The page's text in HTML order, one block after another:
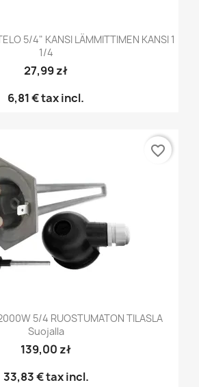
5/4" KANSI LÄMMITTIMEN KANSI 1
1/4
27,99 zł
6,81 €tax incl.
5/4 RUOSTUMATON TILASLA
Suojalla
139,00 zł
33,83 €tax incl.
favorite_border